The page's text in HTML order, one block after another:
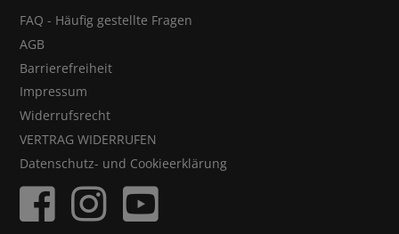
FAQ - Häufig gestellte Fragen
AGB
Barrierefreiheit
Impressum
Widerrufsrecht
VERTRAG WIDERRUFEN
Datenschutz- und Cookieerklärung